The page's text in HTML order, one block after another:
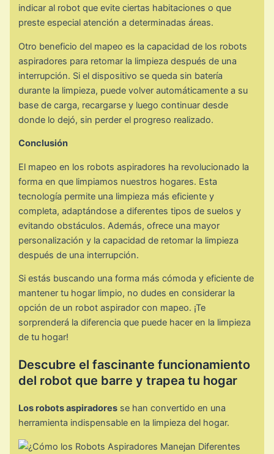
indicar al robot que evite ciertas habitaciones o que
preste especial atención a determinadas áreas.
Otro beneficio del mapeo es la capacidad de los robots
aspiradores para retomar la limpieza después de una
interrupción. Si el dispositivo se queda sin batería
durante la limpieza, puede volver automáticamente a su
base de carga, recargarse y luego continuar desde
donde lo dejó, sin perder el progreso realizado.
Conclusión
El mapeo en los robots aspiradores ha revolucionado la
forma en que limpiamos nuestros hogares. Esta
tecnología permite una limpieza más eficiente y
completa, adaptándose a diferentes tipos de suelos y
evitando obstáculos. Además, ofrece una mayor
personalización y la capacidad de retomar la limpieza
después de una interrupción.
Si estás buscando una forma más cómoda y eficiente de
mantener tu hogar limpio, no dudes en considerar la
opción de un robot aspirador con mapeo. ¡Te
sorprenderá la diferencia que puede hacer en la limpieza
de tu hogar!
Descubre el fascinante funcionamiento
del robot que barre y trapea tu hogar
Los robots aspiradores se han convertido en una
herramienta indispensable en la limpieza del hogar.